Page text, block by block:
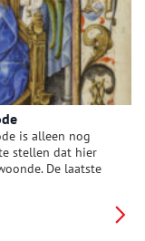
is alleen nog
stellen dat hier
De laatste